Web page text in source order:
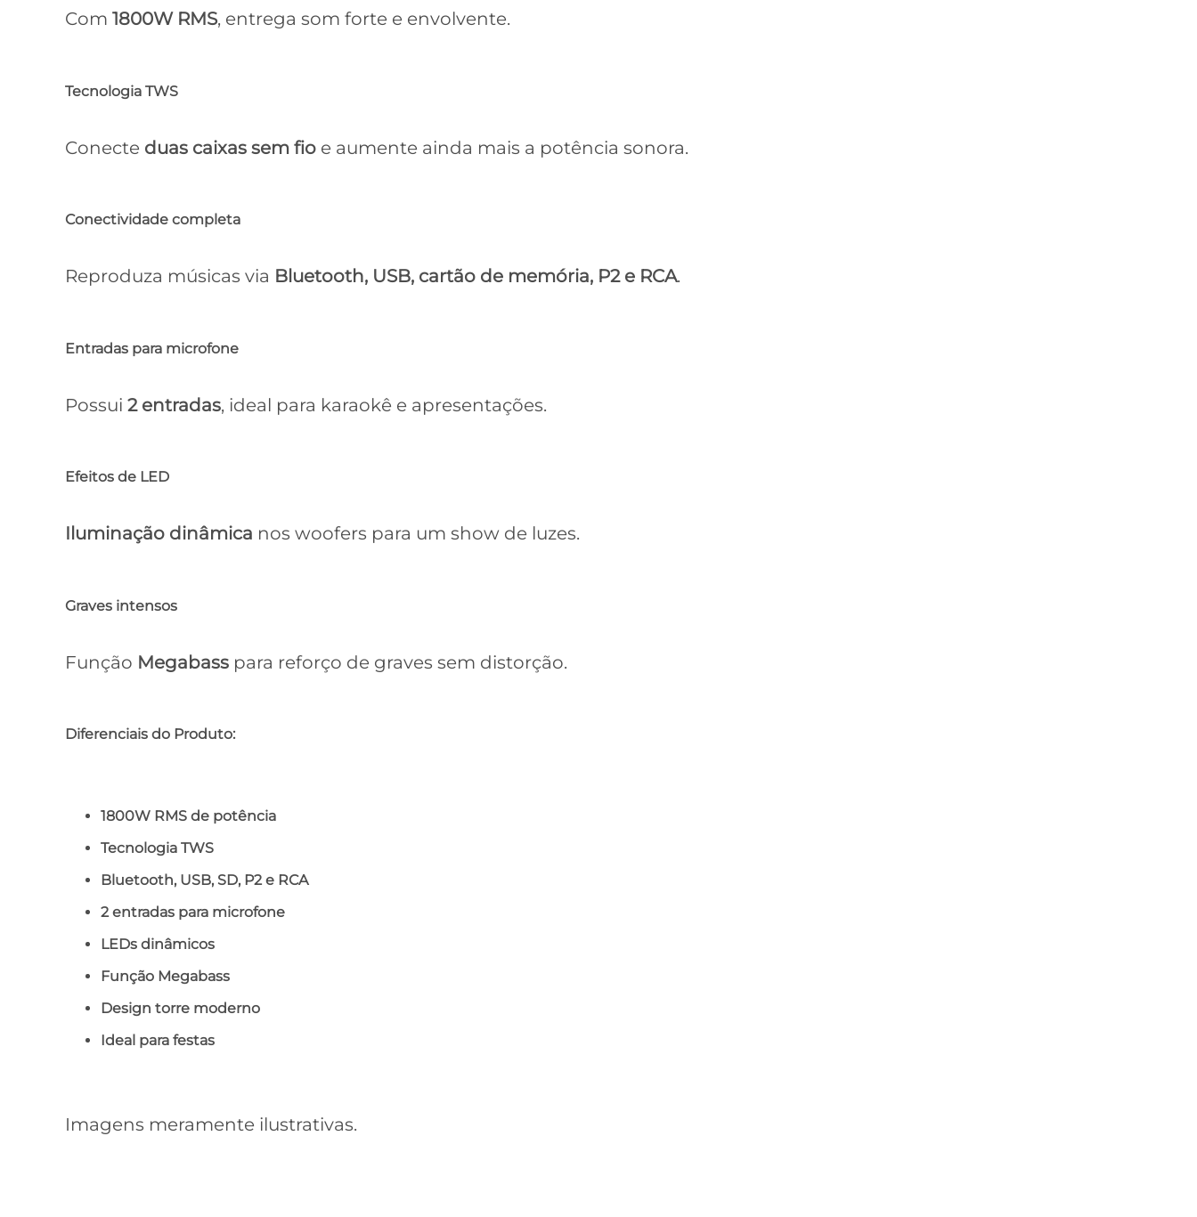
Com 1800W RMS, entrega som forte e envolvente.
Tecnologia TWS
Conecte duas caixas sem fioe aumente ainda mais a potência sonora.
Conectividade completa
Reproduza músicas via Bluetooth, USB, cartão de memória, P2 e RCA.
Entradas para microfone
Possui 2 entradas, ideal para karaokê e apresentações.
Efeitos de LED
Iluminação dinâmica nos woofers para um show de luzes.
Graves intensos
Função Megabasspara reforço de graves sem distorção.
Diferenciais do Produto:
1800W RMS de potência
Tecnologia TWS
Bluetooth, USB, SD, P2 e RCA
2 entradas para microfone
LEDs dinâmicos
Função Megabass
Design torre moderno
Ideal para festas
Imagens meramente ilustrativas.